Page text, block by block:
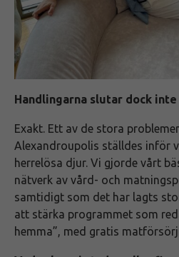
Handlingarna slutar dock
Exakt. Ett av de stora
Alexandroupolis ställdes inför
herrelösa djur. Vi gjorde vårt
nätverk av vård- och
samtidigt som det har lagts
att stärka programmet som
hemma”, med gratis